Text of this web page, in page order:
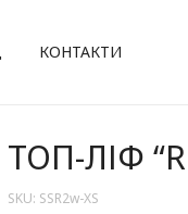
КОНТАКТИ
ТОП-ЛІФ
SKU: SSR2w-XS